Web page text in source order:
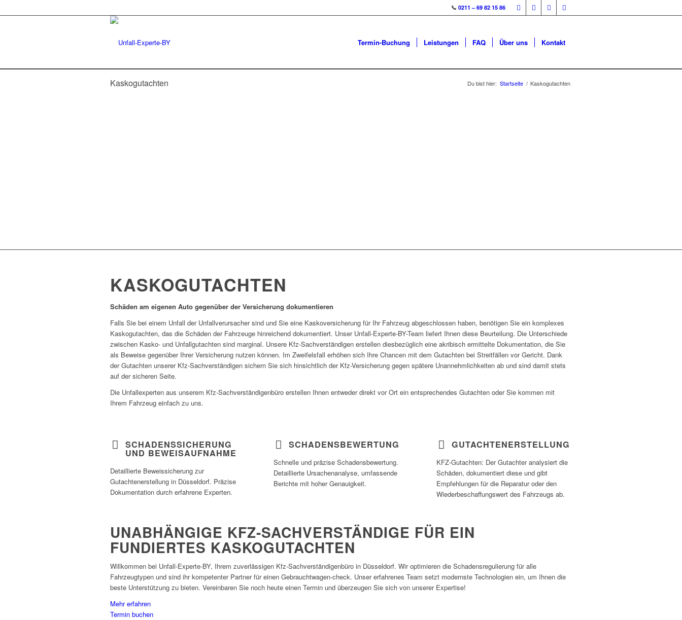
📞 0211 – 69 82 15 86
Termin-Buchung Leistungen FAQ Über uns Kontakt
Kaskogutachten Du bist hier: Startseite / Kaskogutachten
KASKOGUTACHTEN
Schäden am eigenen Auto gegenüber der Versicherung dokumentieren
Falls Sie bei einem Unfall der Unfallverursacher sind und Sie eine Kaskoversicherung für Ihr Fahrzeug abgeschlossen haben, benötigen Sie ein komplexes
Kaskogutachten, das die Schäden der Fahrzeuge hinreichend dokumentiert. Unser Unfall-Experte-BY-Team liefert Ihnen diese Beurteilung. Die Unterschiede
zwischen Kasko- und Unfallgutachten sind marginal. Unsere Kfz-Sachverständigen erstellen diesbezüglich eine akribisch ermittelte Dokumentation, die Sie
als Beweise gegenüber Ihrer Versicherung nutzen können. Im Zweifelsfall erhöhen sich Ihre Chancen mit dem Gutachten bei Streitfällen vor Gericht. Dank
der Gutachten unserer Kfz-Sachverständigen sichern Sie sich hinsichtlich der Kfz-Versicherung gegen spätere Unannehmlichkeiten ab und sind damit stets
auf der sicheren Seite.
Die Unfallexperten aus unserem Kfz-Sachverständigenbüro erstellen Ihnen entweder direkt vor Ort ein entsprechendes Gutachten oder Sie kommen mit
Ihrem Fahrzeug einfach zu uns.
SCHADENSSICHERUNG
UND BEWEISAUFNAHME
Detaillierte Beweissicherung zur
Gutachtenerstellung in Düsseldorf. Präzise
Dokumentation durch erfahrene Experten.
SCHADENSBEWERTUNG
Schnelle und präzise Schadensbewertung.
Detaillierte Ursachenanalyse, umfassende
Berichte mit hoher Genauigkeit.
GUTACHTENERSTELLUNG
KFZ-Gutachten: Der Gutachter analysiert die
Schäden, dokumentiert diese und gibt
Empfehlungen für die Reparatur oder den
Wiederbeschaffungswert des Fahrzeugs ab.
UNABHÄNGIGE KFZ-SACHVERSTÄNDIGE FÜR EIN
FUNDIERTES KASKOGUTACHTEN
Willkommen bei Unfall-Experte-BY, Ihrem zuverlässigen Kfz-Sachverständigenbüro in Düsseldorf. Wir optimieren die Schadensregulierung für alle
Fahrzeugtypen und sind ihr kompetenter Partner für einen Gebrauchtwagen-check. Unser erfahrenes Team setzt modernste Technologien ein, um Ihnen die
beste Unterstützung zu bieten. Vereinbaren Sie noch heute einen Termin und überzeugen Sie sich von unserer Expertise!
Mehr erfahren
Termin buchen